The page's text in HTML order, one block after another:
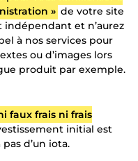
» de votre site
indépendant et n’aurez
à nos services pour
ou d’images lors
produit par exemple.
faux frais ni frais
initial est
d’un iota.